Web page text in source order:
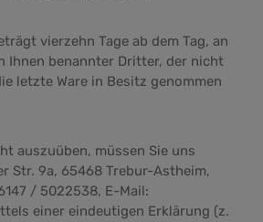
vierzehn Tage ab dem Tag, an
Ihnen benannter Dritter, der nicht
letzte Ware in Besitz genommen
auszuüben, müssen Sie uns
Str. 9a, 65468 Trebur-Astheim,
/ 5022538, E-Mail:
einer eindeutigen Erklärung (z.